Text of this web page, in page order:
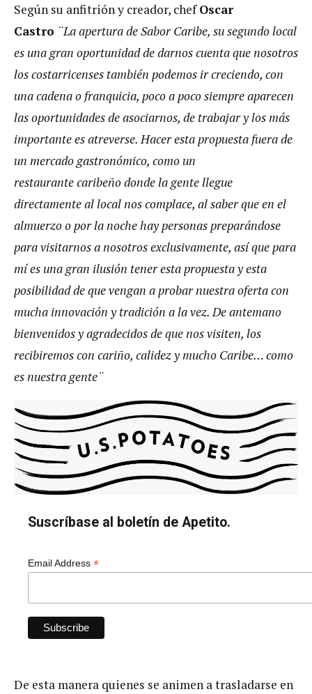
Según su anfitrión y creador, chefOscar
Castro ¨La apertura de Sabor Caribe, su segundo local
es una gran oportunidad de darnos cuenta que nosotros
los costarricenses también podemos ir creciendo, con
una cadena o franquicia, poco a poco siempre aparecen
las oportunidades de asociarnos, de trabajar y los más
importante es atreverse. Hacer esta propuesta fuera de
un mercado gastronómico, como un
restaurante caribeño donde la gente llegue
directamente al local nos complace, al saber que en el
almuerzo o por la noche hay personas preparándose
para visitarnos a nosotros exclusivamente, así que para
mí es una gran ilusión tener esta propuesta y esta
posibilidad de que vengan a probar nuestra oferta con
mucha innovación y tradición a la vez. De antemano
bienvenidos y agradecidos de que nos visiten, los
recibiremos con cariño, calidez y mucho Caribe… como
es nuestra gente¨
Suscríbase al boletín de Apetito.
Email Address *
De esta manera quienes se animen a trasladarse en